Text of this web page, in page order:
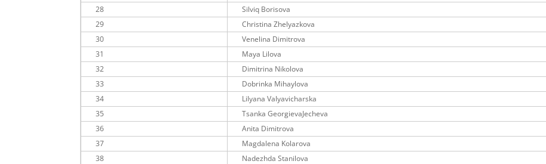
28
Silviq Borisova
29
Christina Zhelyazkova
30
Venelina Dimitrova
31
Maya Lilova
32
Dimitrina Nikolova
33
Dobrinka Mihaylova
34
Lilyana Valyavicharska
35
Tsanka GeorgievaJecheva
36
Anita Dimitrova
37
Magdalena Kolarova
38
Nadezhda Stanilova